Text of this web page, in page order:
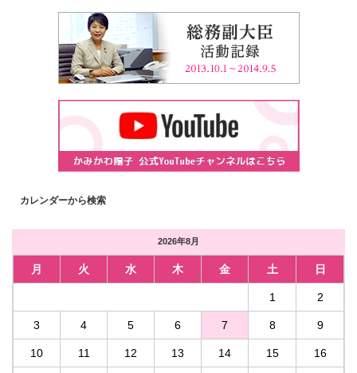
カレンダーから検索
2026年8月
月 火 水 木 金 土 日
1 2
3 4 5 6 7 8 9
10 11 12 13 14 15 16